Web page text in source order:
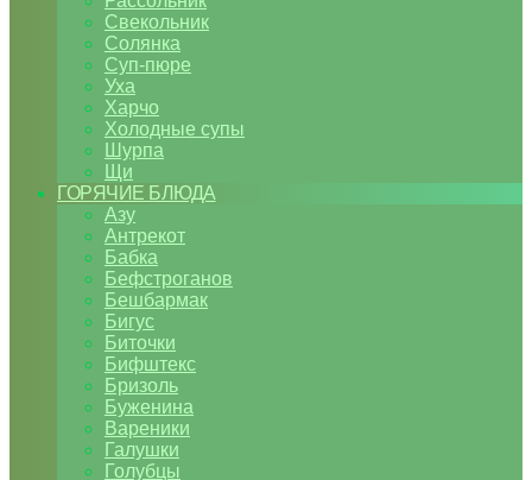
Свекольник
Солянка
Суп-пюре
Уха
Харчо
Холодные супы
Шурпа
Щи
ГОРЯЧИЕ БЛЮДА
Азу
Антрекот
Бабка
Бефстроганов
Бешбармак
Бигус
Биточки
Бифштекс
Бризоль
Буженина
Вареники
Галушки
Голубцы